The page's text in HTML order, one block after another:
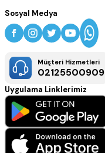
Sosyal Medya
Müşteri Hizmetleri
02125500909
Uygulama Linklerimiz